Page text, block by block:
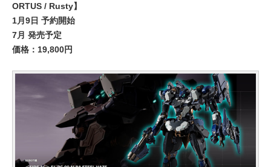
ORTUS / Rusty】
1月9日 予約開始
7月 発売予定
価格：19,800円